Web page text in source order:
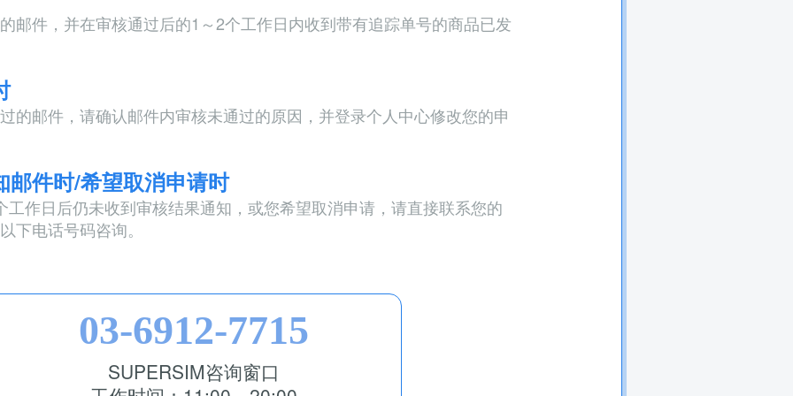
邮件，并在审核通过后的1～2个工作日内收到带有追踪单号的商品已发
的邮件，请确认邮件内审核未通过的原因，并登录个人中心修改您的申
邮件时/希望取消申请时
工作日后仍未收到审核结果通知，或您希望取消申请，请直接联系您的
下电话号码咨询。
03-6912-7715
SUPERSIM咨询窗口